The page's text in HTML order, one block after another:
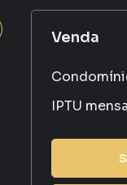
Venda
IPTU